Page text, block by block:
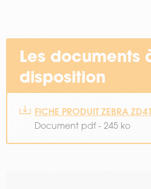
Les documents
disposition
FICHE PRODUIT ZEBRA
Document pdf - 245 ko